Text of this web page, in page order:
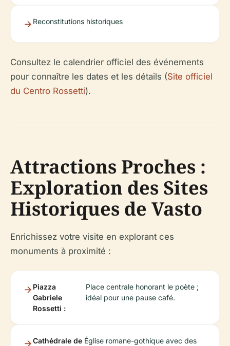
Reconstitutions historiques
Consultez le calendrier officiel des événements
pour connaître les dates et les détails (Site officiel
du Centro Rossetti).
Attractions Proches :
Exploration des Sites
Historiques de Vasto
Enrichissez votre visite en explorant ces
monuments à proximité :
Piazza
Gabriele
Rossetti :
Place centrale honorant le poète ;
idéal pour une pause café.
Cathédrale de Église romane-gothique avec des